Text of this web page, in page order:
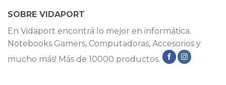
SOBRE VIDAPORT
En Vidaport encontrá lo mejor en informática.
Notebooks Gamers, Computadoras, Accesorios y
mucho más! Más de 10000 productos.